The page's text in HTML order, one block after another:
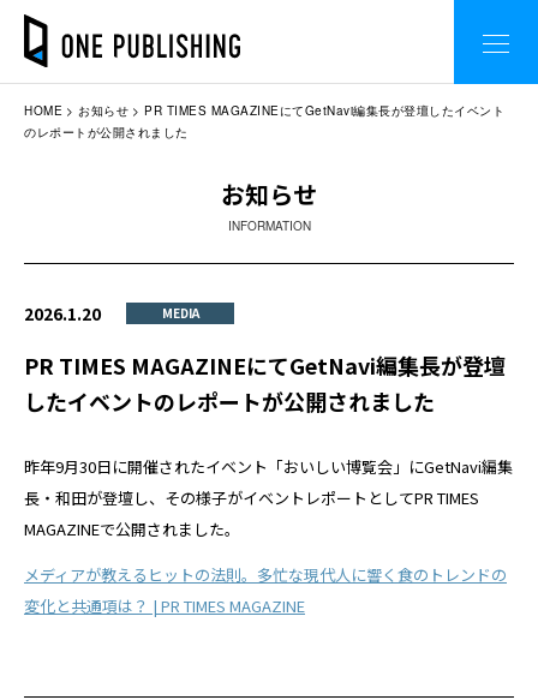
HOME お知らせ
PR TIMES MAGAZINEにてGetNavi編集長が登壇したイベント
のレポートが公開されました
お知らせ
INFORMATION
2026.1.20 MEDIA
PR TIMES MAGAZINEにてGetNavi編集長が登壇
したイベントのレポートが公開されました
昨年9月30日に開催されたイベント「おいしい博覧会」にGetNavi編集
長・和田が登壇し、その様子がイベントレポートとしてPR TIMES
MAGAZINEで公開されました。
メディアが教えるヒットの法則。多忙な現代人に響く食のトレンドの
変化と共通項は？ | PR TIMES MAGAZINE